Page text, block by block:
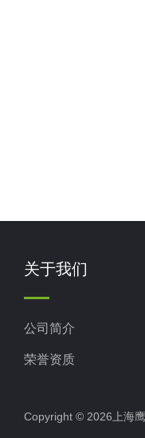
关于我们
公司简介
荣誉资质
Copyright © 2026上海